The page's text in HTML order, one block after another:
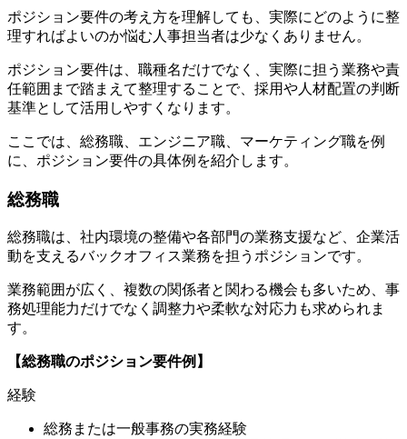
ポジション要件の考え方を理解しても、実際にどのように整
理すればよいのか悩む人事担当者は少なくありません。
ポジション要件は、職種名だけでなく、実際に担う業務や責
任範囲まで踏まえて整理することで、採用や人材配置の判断
基準として活用しやすくなります。
ここでは、総務職、エンジニア職、マーケティング職を例
に、ポジション要件の具体例を紹介します。
総務職
総務職は、社内環境の整備や各部門の業務支援など、企業活
動を支えるバックオフィス業務を担うポジションです。
業務範囲が広く、複数の関係者と関わる機会も多いため、事
務処理能力だけでなく調整力や柔軟な対応力も求められま
す。
【総務職のポジション要件例】
経験
総務または一般事務の実務経験